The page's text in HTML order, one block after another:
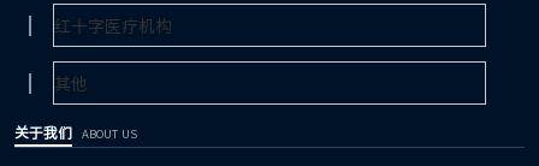
关于我们 ABOUT US